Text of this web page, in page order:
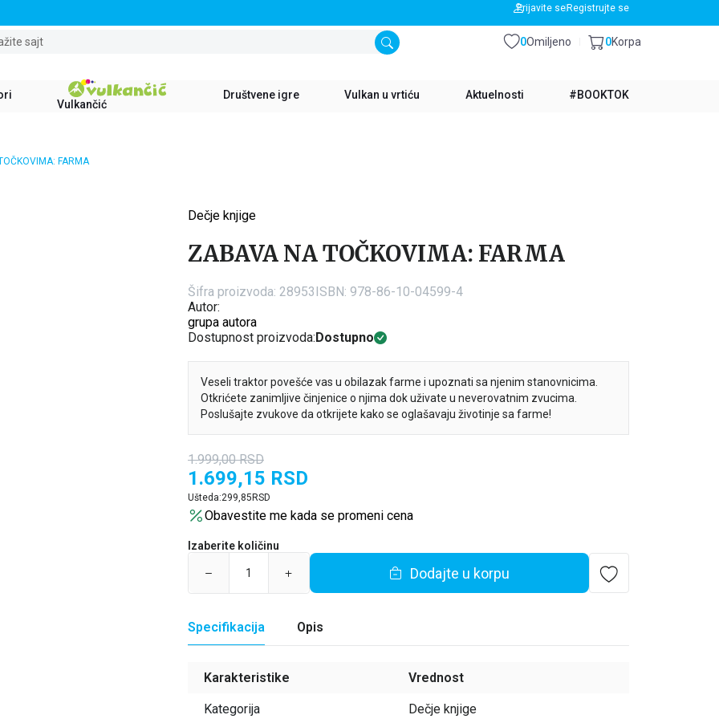
BESPLATNA DOSTAVA ZA IZNOS PREKO 3500 RSD
Prijavite se Registrujte se
sajt Omiljeno
0 Korpa
0
Vulkančić
Društvene igre Vulkan u vrtiću Aktuelnosti #BOOKTOK
FARMA
Dečje knjige
ZABAVA NA TOČKOVIMA: FARMA
Šifra proizvoda: 28953ISBN: 978-86-10-04599-4
Autor:
grupa autora
Dostupnost proizvoda:Dostupno
Veseli traktor povešće vas u obilazak farme i upoznati sa njenim stanovnicima.
Otkrićete zanimljive činjenice o njima dok uživate u neverovatnim zvucima.
Poslušajte zvukove da otkrijete kako se oglašavaju životinje sa farme!
1.999,00 RSD
1.699,15 RSD
Ušteda:299,85 RSD
Obavestite me kada se promeni cena
Izaberite količinu
Dodajte u korpu
Specifikacija Opis
Karakteristike Vrednost
Kategorija Dečje knjige